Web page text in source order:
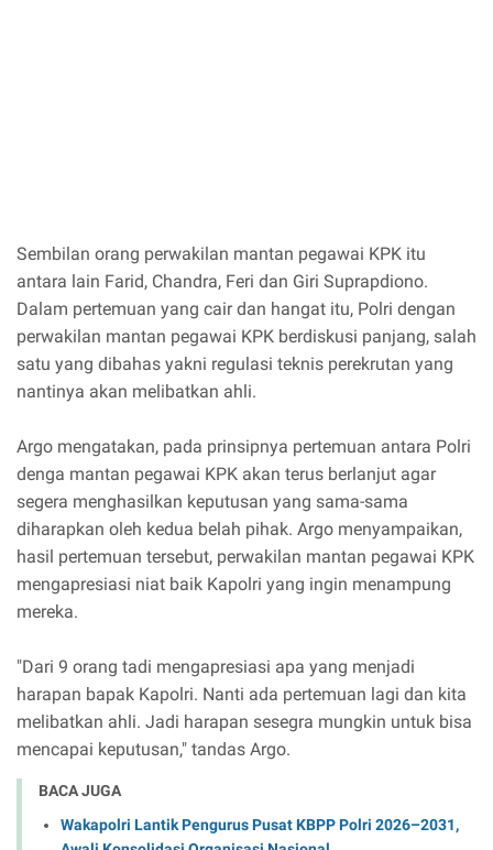
Sembilan orang perwakilan mantan pegawai KPK itu
antara lain Farid, Chandra, Feri dan Giri Suprapdiono.
Dalam pertemuan yang cair dan hangat itu, Polri dengan
perwakilan mantan pegawai KPK berdiskusi panjang, salah
satu yang dibahas yakni regulasi teknis perekrutan yang
nantinya akan melibatkan ahli.
Argo mengatakan, pada prinsipnya pertemuan antara Polri
denga mantan pegawai KPK akan terus berlanjut agar
segera menghasilkan keputusan yang sama-sama
diharapkan oleh kedua belah pihak. Argo menyampaikan,
hasil pertemuan tersebut, perwakilan mantan pegawai KPK
mengapresiasi niat baik Kapolri yang ingin menampung
mereka.
"Dari 9 orang tadi mengapresiasi apa yang menjadi
harapan bapak Kapolri. Nanti ada pertemuan lagi dan kita
melibatkan ahli. Jadi harapan sesegra mungkin untuk bisa
mencapai keputusan," tandas Argo.
BACA JUGA
Wakapolri Lantik Pengurus Pusat KBPP Polri 2026–2031,